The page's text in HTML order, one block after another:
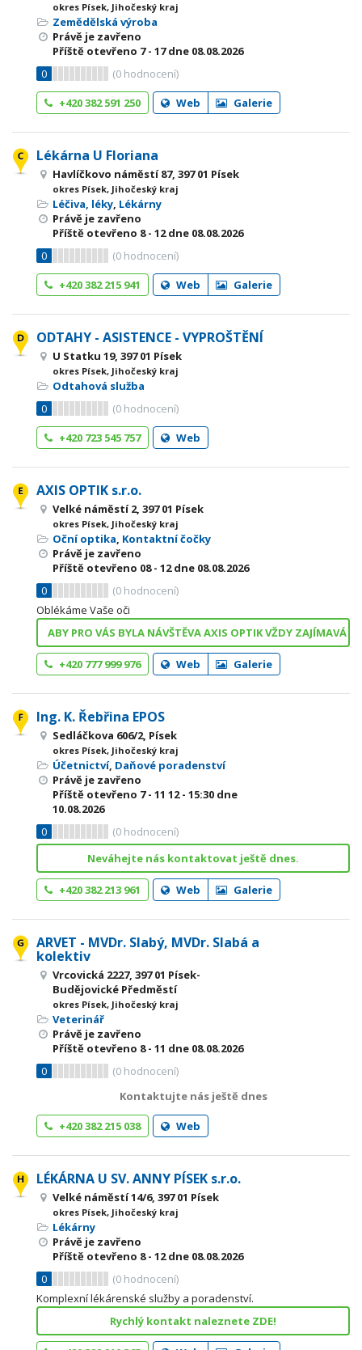
okres Písek, Jihočeský kraj
Zemědělská výroba
Právě je zavřeno
Příště otevřeno 7 - 17dne 08.08.2026
0
(0 hodnocení)
+420 382 591 250
Web Galerie
Lékárna U Floriana
Havlíčkovo náměstí 87, 397 01 Písek
okres Písek, Jihočeský kraj
Léčiva, léky, Lékárny
Právě je zavřeno
Příště otevřeno 8 - 12dne 08.08.2026
0
(0 hodnocení)
+420 382 215 941
Web Galerie
ODTAHY - ASISTENCE - VYPROŠTĚNÍ
U Statku 19, 397 01 Písek
okres Písek, Jihočeský kraj
Odtahová služba
0
(0 hodnocení)
+420 723 545 757
Web
AXIS OPTIK s.r.o.
Velké náměstí 2, 397 01 Písek
okres Písek, Jihočeský kraj
Oční optika, Kontaktní čočky
Právě je zavřeno
Příště otevřeno 08 - 12dne 08.08.2026
0
(0 hodnocení)
Oblékáme Vaše oči
ABY PRO VÁS BYLA NÁVŠTĚVA AXIS OPTIK VŽDY ZAJÍMAVÁ
+420 777 999 976 Web Galerie
Ing. K. Řebřina EPOS
Sedláčkova 606/2, Písek
okres Písek, Jihočeský kraj
Účetnictví, Daňové poradenství
Právě je zavřeno
Příště otevřeno 7 - 11 12 - 15:30 dne
10.08.2026
0
(0 hodnocení)
Neváhejte nás kontaktovat ještě dnes.
+420 382 213 961 Web Galerie
ARVET - MVDr. Slabý, MVDr. Slabá a
kolektiv
Vrcovická 2227, 397 01 Písek-
Budějovické Předměstí
okres Písek, Jihočeský kraj
Veterinář
Právě je zavřeno
Příště otevřeno 8 - 11 dne 08.08.2026
0
(0 hodnocení)
Kontaktujte nás ještě dnes
+420 382 215 038 Web
LÉKÁRNA U SV. ANNY PÍSEK s.r.o.
Velké náměstí 14/6, 397 01 Písek
okres Písek, Jihočeský kraj
Lékárny
Právě je zavřeno
Příště otevřeno 8 - 12dne 08.08.2026
0
(0 hodnocení)
Komplexní lékárenské služby a poradenství.
Rychlý kontakt naleznete ZDE!